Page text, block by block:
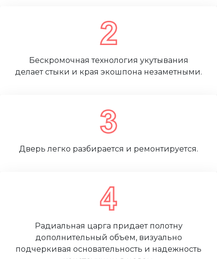
Бескромочная технология укутывания
делает стыки и края экошпона незаметными.
Дверь легко разбирается и ремонтируется.
Радиальная царга придает полотну
дополнительный объем, визуально
подчеркивая основательность и надежность